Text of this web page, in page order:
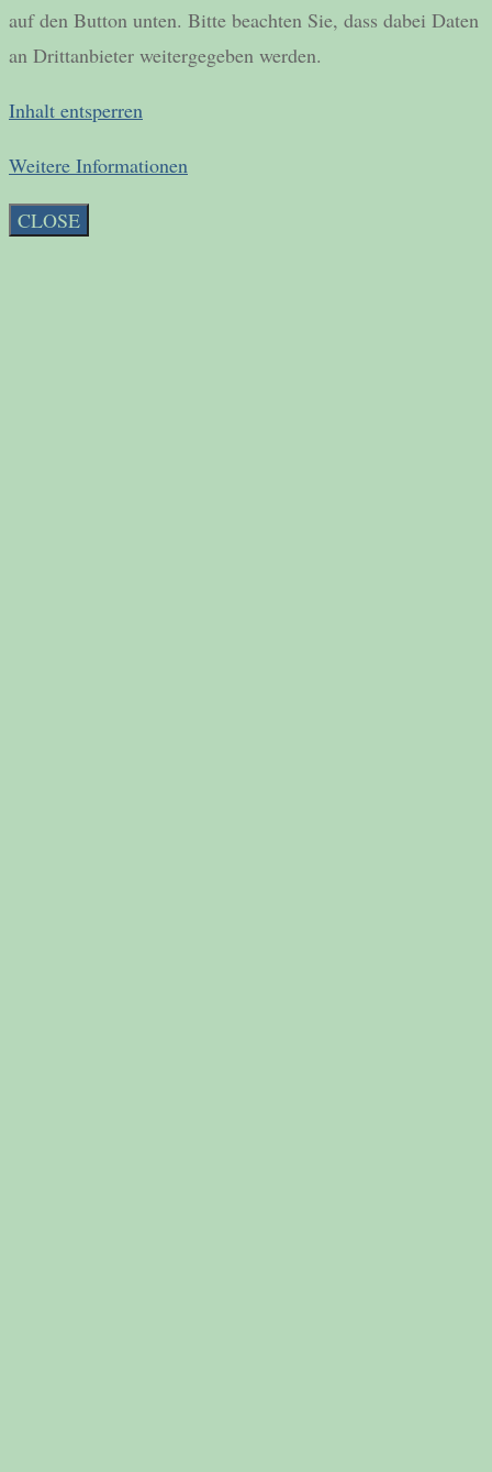
auf den Button unten. Bitte beachten Sie, dass dabei Daten
an Drittanbieter weitergegeben werden.
Inhalt entsperren
Weitere Informationen
CLOSE